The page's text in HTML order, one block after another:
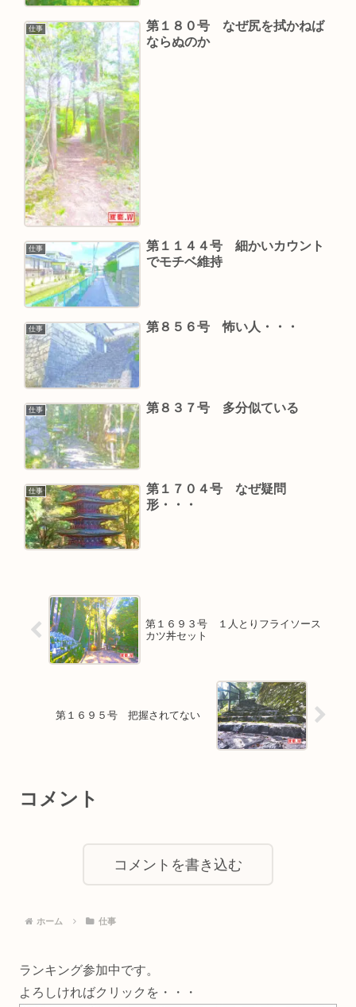
仕事
第１８０号 なぜ尻を拭かねば
ならぬのか
仕事
第１１４４号 細かいカウント
でモチベ維持
仕事 第８５６号 怖い人・・・
仕事 第８３７号 多分似ている
仕事
第１７０４号 なぜ疑問
形・・・
第１６９３号 １人とりフライソース
カツ丼セット
第１６９５号 把握されてない
コメント
コメントを書き込む
ホーム 仕事
ランキング参加中です。
よろしければクリックを・・・